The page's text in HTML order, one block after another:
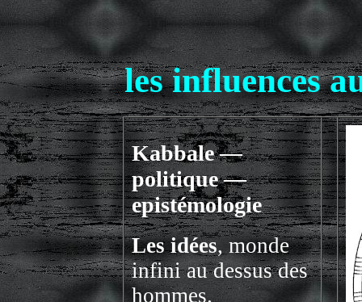
les influences
Kabbale —
politique —
epistémologie
Les idées, monde
infini au dessus des
hommes.